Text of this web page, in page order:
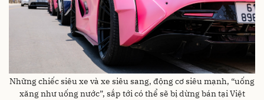
Những chiếc siêu xe và xe siêu sang, động cơ siêu mạnh, “uống
xăng như uống nước”, sắp tới có thể sẽ bị dừng bán tại Việt